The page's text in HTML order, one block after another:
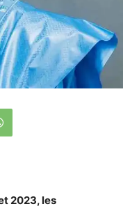
2023, les